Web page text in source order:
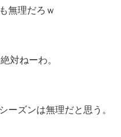
無理だろｗ
対ねーわ。
ーズンは無理だと思う。